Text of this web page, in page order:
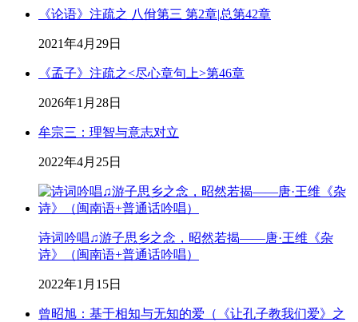
《论语》注疏之 八佾第三 第2章|总第42章
2021年4月29日
《孟子》注疏之<尽心章句上>第46章
2026年1月28日
牟宗三：理智与意志对立
2022年4月25日
诗词吟唱♫游子思乡之念，昭然若揭——唐·王维《杂
诗》（闽南语+普通话吟唱）
2022年1月15日
曾昭旭：基于相知与无知的爱（《让孔子教我们爱》之